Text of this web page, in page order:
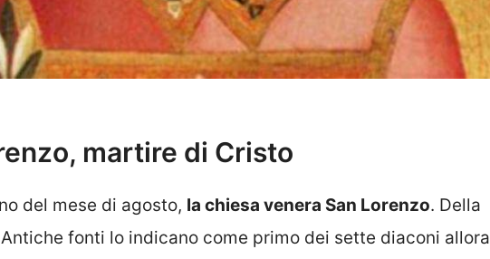
martire di Cristo
del mese di agosto, la chiesa venera San Lorenzo. Della
fonti lo indicano come primo dei sette diaconi allora